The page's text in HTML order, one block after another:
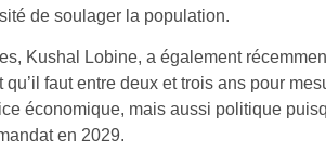
de soulager la population.
Kushal Lobine, a également
faut entre deux et trois ans pour
économique, mais aussi politique
en 2029.